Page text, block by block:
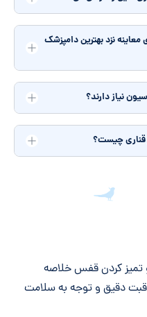
معاینه نزد بهترین دامپزشک
نیاز دارند؟
قناری چیست؟
تمیز کردن قفس خلاصه
دقیق و توجه به سلامت